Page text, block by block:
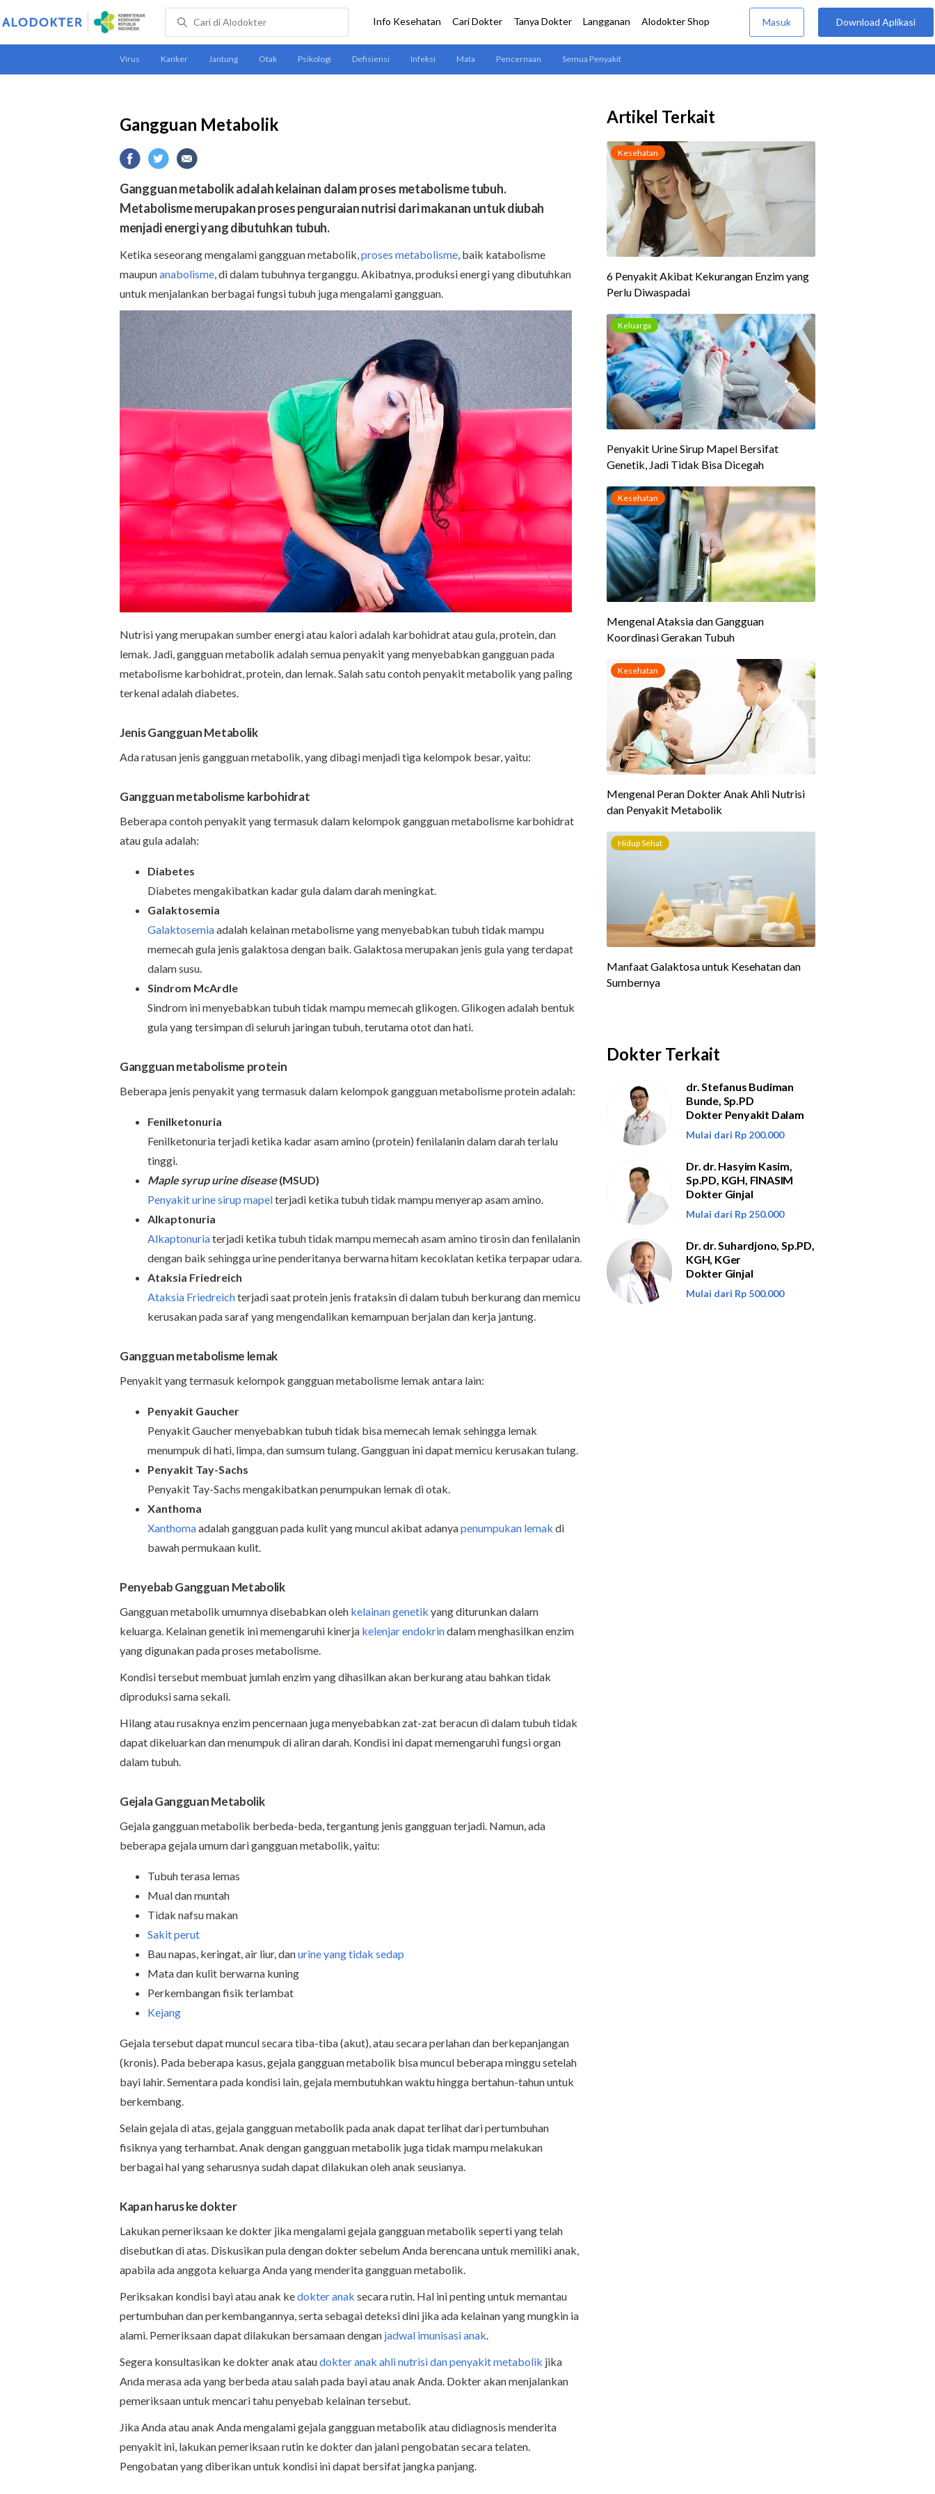
Gangguan Metabolik
Gangguan metabolik adalah kelainan dalam proses metabolisme tubuh.
Metabolisme merupakan proses penguraiannutrisi darimakanan untuk diubah
menjadi energi yang dibutuhkan tubuh.
Ketika seseorang mengalami gangguan metabolik,proses metabolisme, baik katabolisme
maupunanabolisme, di dalam tubuhnya terganggu. Akibatnya, produksi energi yang dibutuhkan
untuk menjalankan berbagai fungsi tubuh juga mengalami gangguan.
Nutrisi yang merupakan sumber energi atau kalori adalah karbohidrat atau gula, protein, dan
lemak. Jadi, gangguan metabolik adalah semua penyakit yang menyebabkan gangguan pada
metabolisme karbohidrat, protein, dan lemak. Salah satu contoh penyakit metabolik yang paling
terkenal adalah diabetes.
Jenis Gangguan Metabolik
Ada ratusan jenis gangguan metabolik, yang dibagi menjadi tiga kelompok besar, yaitu:
Gangguan metabolisme karbohidrat
Beberapa contoh penyakit yang termasuk dalam kelompok gangguan metabolisme karbohidrat
atau gula adalah:
Diabetes
Diabetes mengakibatkan kadar gula dalam darah meningkat.
Galaktosemia
Galaktosemiaadalah kelainan metabolisme yang menyebabkan tubuh tidak mampu
memecah gula jenis galaktosa dengan baik. Galaktosa merupakan jenis gula yang terdapat
dalam susu.
Sindrom McArdle
Sindrom ini menyebabkan tubuh tidak mampu memecah glikogen. Glikogen adalah bentuk
gula yang tersimpan di seluruh jaringan tubuh, terutama otot dan hati.
Gangguan metabolisme protein
Beberapa jenis penyakit yang termasuk dalam kelompok gangguan metabolisme protein adalah:
Fenilketonuria
Fenilketonuria terjadi ketika kadar asam amino (protein) fenilalanin dalam darah terlalu
tinggi.
Maple syrup urine disease(MSUD)
Penyakit urine sirup mapelterjadi ketika tubuh tidak mampu menyerap asam amino.
Alkaptonuria
Alkaptonuriaterjadi ketika tubuh tidak mampu memecah asam amino tirosin dan fenilalanin
dengan baik sehingga urine penderitanya berwarna hitam kecoklatan ketika terpapar udara.
Ataksia Friedreich
Ataksia Friedreichterjadi saat protein jenis frataksin di dalam tubuh berkurang dan memicu
kerusakan pada saraf yang mengendalikan kemampuan berjalan dan kerja jantung.
Gangguan metabolisme lemak
Penyakit yang termasuk kelompok gangguan metabolisme lemak antara lain:
Penyakit Gaucher
Penyakit Gaucher menyebabkan tubuh tidak bisa memecah lemak sehingga lemak
menumpuk di hati, limpa, dan sumsum tulang. Gangguan ini dapat memicu kerusakan tulang.
Penyakit Tay-Sachs
Penyakit Tay-Sachs mengakibatkan penumpukan lemak di otak.
Xanthoma
Xanthomaadalah gangguan pada kulit yang muncul akibat adanyapenumpukan lemak di
bawah permukaan kulit.
Penyebab Gangguan Metabolik
Gangguan metabolik umumnya disebabkan oleh kelainan genetik yang diturunkan dalam
keluarga. Kelainan genetik ini memengaruhi kinerja kelenjar endokrindalam menghasilkan enzim
yang digunakan pada proses metabolisme.
Kondisi tersebut membuat jumlah enzim yang dihasilkan akan berkurang atau bahkan tidak
diproduksi sama sekali.
Hilang atau rusaknya enzim pencernaan juga menyebabkan zat-zat beracun di dalam tubuh tidak
dapat dikeluarkan dan menumpuk di aliran darah. Kondisi ini dapat memengaruhi fungsi organ
dalam tubuh.
Gejala Gangguan Metabolik
Gejala gangguan metabolik berbeda-beda, tergantung jenis gangguan terjadi. Namun, ada
beberapa gejala umum dari gangguan metabolik, yaitu:
Tubuh terasa lemas
Mual dan muntah
Tidak nafsu makan
Sakit perut
Bau napas, keringat, air liur, danurine yang tidak sedap
Mata dan kulit berwarna kuning
Perkembangan fisik terlambat
Kejang
Gejala tersebut dapat muncul secara tiba-tiba (akut), atau secara perlahan dan berkepanjangan
(kronis). Pada beberapa kasus, gejala gangguan metabolik bisa muncul beberapa minggu setelah
bayi lahir. Sementara pada kondisi lain, gejala membutuhkan waktu hingga bertahun-tahun untuk
berkembang.
Selain gejala di atas, gejala gangguan metabolik pada anak dapat terlihat dari pertumbuhan
fisiknya yang terhambat. Anak dengan gangguan metabolik juga tidak mampu melakukan
berbagai hal yang seharusnya sudah dapat dilakukan oleh anak seusianya.
Kapan harus ke dokter
Lakukan pemeriksaan ke dokter jika mengalami gejala gangguan metabolik seperti yang telah
disebutkan di atas. Diskusikan pula dengan dokter sebelum Anda berencana untuk memiliki anak,
apabila ada anggota keluarga Anda yang menderita gangguan metabolik.
Periksakan kondisi bayi atau anak kedokter anak secara rutin. Hal ini penting untuk memantau
pertumbuhan dan perkembangannya, serta sebagai deteksi dini jika ada kelainan yang mungkin ia
alami. Pemeriksaan dapat dilakukan bersamaan dengan jadwal imunisasi anak.
Segera konsultasikan ke dokter anak ataudokter anak ahli nutrisi dan penyakit metabolik jika
Anda merasa ada yang berbeda atau salah pada bayi atau anak Anda. Dokter akan menjalankan
pemeriksaan untuk mencari tahu penyebab kelainan tersebut.
Jika Anda atau anak Anda mengalami gejala gangguan metabolik atau didiagnosis menderita
penyakit ini, lakukan pemeriksaan rutin ke dokter dan jalani pengobatan secara telaten.
Pengobatan yang diberikan untuk kondisi ini dapat bersifat jangka panjang.
Artikel Terkait
Dokter Terkait